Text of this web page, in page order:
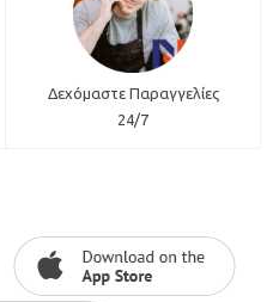
Δεχόμαστε Παραγγελίες
24/7